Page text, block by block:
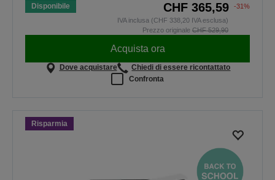
Disponibile CHF 365,59
-31%
IVA inclusa (CHF 338,20 IVA esclusa)
Prezzo originale CHF 529,90
Acquista ora
Dove acquistare
Chiedi di essere ricontattato
Confronta
Risparmia